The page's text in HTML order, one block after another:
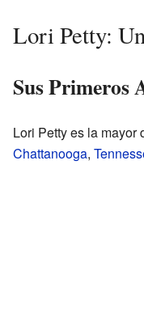
Lori Petty:
Sus Primeros
Lori Petty es la mayor
Chattanooga,